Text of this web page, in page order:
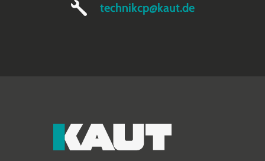
technikcp@kaut.de